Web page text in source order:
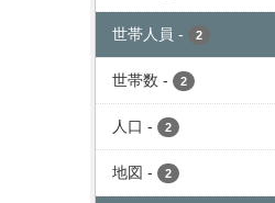
世帯人員 - 2
世帯数 - 2
人口 - 2
地図 - 2